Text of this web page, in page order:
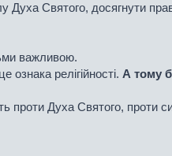
Духа Святого, досягнути
важливою.
релігійності. А тому
проти Духа Святого, проти